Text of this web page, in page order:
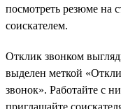
посмотреть резюме на
соискателем.
Отклик звонком
выделен меткой
звонок». Работайте с
приглашайте